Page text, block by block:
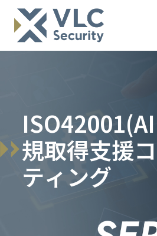
ISO42001(AI
規取得支援コ
ティ ング